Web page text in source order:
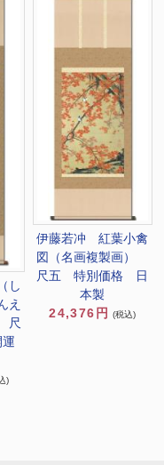
し
え
尺
)
伊藤若冲 紅葉小禽
図（名画複製画）
尺五 特別価格 日
本製
24,376円
(税込)